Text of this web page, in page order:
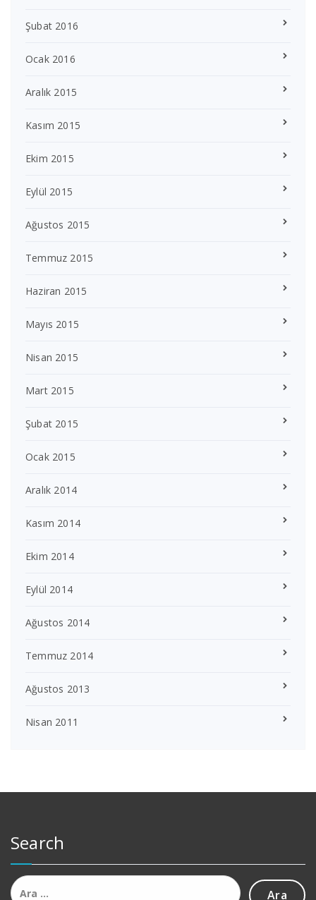
Şubat 2016
Ocak 2016
Aralık 2015
Kasım 2015
Ekim 2015
Eylül 2015
Ağustos 2015
Temmuz 2015
Haziran 2015
Mayıs 2015
Nisan 2015
Mart 2015
Şubat 2015
Ocak 2015
Aralık 2014
Kasım 2014
Ekim 2014
Eylül 2014
Ağustos 2014
Temmuz 2014
Ağustos 2013
Nisan 2011
Search
Arama: